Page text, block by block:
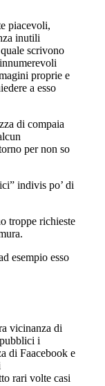
piacevoli,
inutili
scrivono
proprie e
a esso
di compaia
per non so
indivis po’ di
troppe richieste
esempio esso
vicinanza di
i
di Faacebook e
rari volte casi